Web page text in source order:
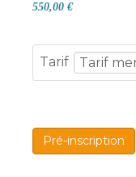
550,00 €
Tarif
Pré-inscription